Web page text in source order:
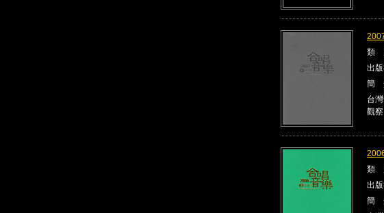
類
出
簡
台
觀
類
出
簡